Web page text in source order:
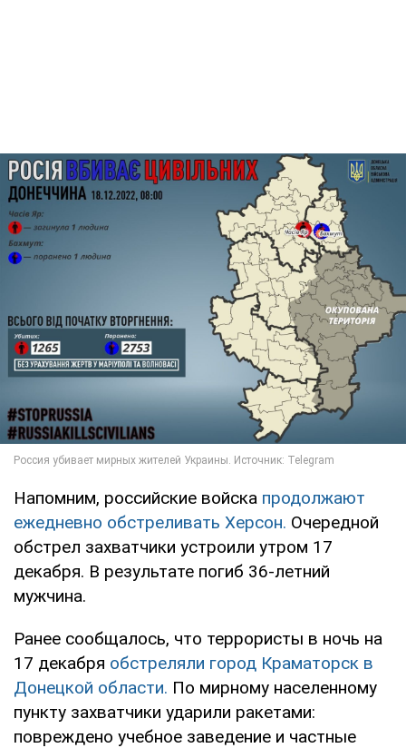
Напомним, российские войска продолжают
ежедневно обстреливать Херсон. Очередной
обстрел захватчики устроили утром 17
декабря. В результате погиб 36-летний
мужчина.
Ранее сообщалось, что террористы в ночь на
17 декабря обстреляли город Краматорск в
Донецкой области. По мирному населенному
пункту захватчики ударили ракетами:
повреждено учебное заведение и частные